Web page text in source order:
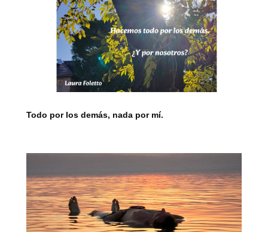
Todo por los demás, nada por mí.